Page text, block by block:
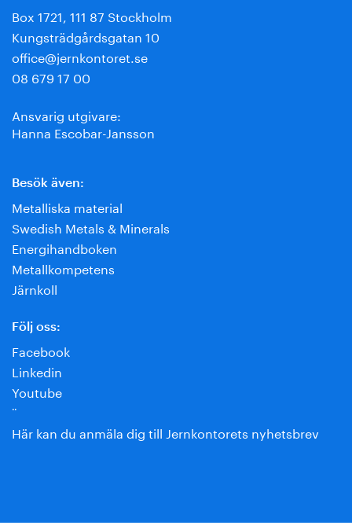
Box 1721, 111 87 Stockholm
Kungsträdgårdsgatan 10
office@jernkontoret.se
08 679 17 00
Ansvarig utgivare:
Hanna Escobar-Jansson
Besök även:
Metalliska material
Swedish Metals & Minerals
Energihandboken
Metallkompetens
Järnkoll
Följ oss:
Facebook
Linkedin
Youtube
¨
Här kan du anmäla dig till Jernkontorets nyhetsbrev